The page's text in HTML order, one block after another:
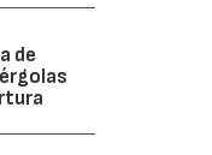
de